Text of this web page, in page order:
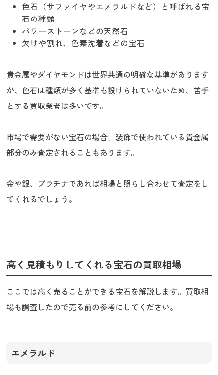
色石（サファイヤやエメラルドなど）と呼ばれる宝
石の種類
パワーストーンなどの天然石
欠けや割れ、色素沈着などの宝石
貴金属やダイヤモンドは世界共通の明確な基準があります
が、色石は種類が多く基準も設けられていないため、苦手
とする買取業者は多いです。
市場で需要がない宝石の場合、装飾で使われている貴金属
部分のみ査定されることもあります。
金や銀、プラチナであれば相場と照らし合わせて査定をし
てくれるでしょう。
高く見積もりしてくれる宝石の買取相場
ここでは高く売ることができる宝石を解説します。買取相
場も調査したので売る前の参考にしてください。
エメラルド